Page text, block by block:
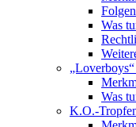
Folgen
Was
„Loverboys“
Was
K.O.-